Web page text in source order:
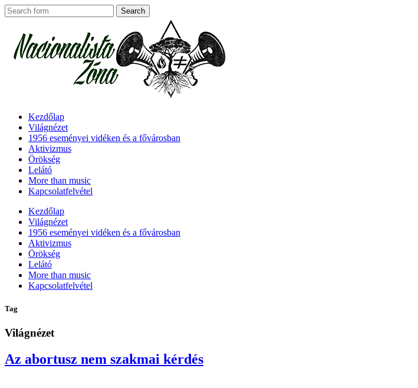
Kezdőlap
Világnézet
1956 eseményei vidéken és a fővárosban
Aktivizmus
Örökség
Lelátó
More than music
Kapcsolatfelvétel
Kezdőlap
Világnézet
1956 eseményei vidéken és a fővárosban
Aktivizmus
Örökség
Lelátó
More than music
Kapcsolatfelvétel
Tag
Világnézet
Az abortusz nem szakmai kérdés